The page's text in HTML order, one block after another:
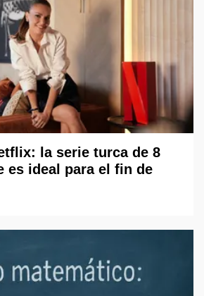
la serie turca de 8
es ideal para el fin de